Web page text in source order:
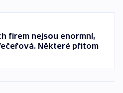
firem nejsou enormní,
Některé přitom